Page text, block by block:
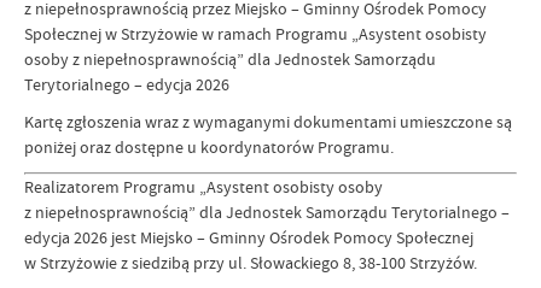
z niepełnosprawnością przez Miejsko – Gminny Ośrodek Pomocy
Społecznej w Strzyżowie w ramach Programu „Asystent osobisty
osoby z niepełnosprawnością” dla Jednostek Samorządu
Terytorialnego – edycja 2026
Kartę zgłoszenia wraz z wymaganymi dokumentami umieszczone są
poniżej oraz dostępne u koordynatorów Programu.
Realizatorem Programu „Asystent osobisty osoby
z niepełnosprawnością” dla Jednostek Samorządu Terytorialnego –
edycja 2026 jest Miejsko – Gminny Ośrodek Pomocy Społecznej
w Strzyżowie z siedzibą przy ul. Słowackiego 8, 38-100 Strzyżów.